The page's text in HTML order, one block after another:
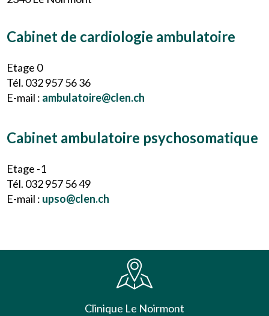
Cabinet de cardiologie ambulatoire
Etage 0
Tél. 032 957 56 36
E-mail : ambulatoire@clen.ch
Cabinet ambulatoire psychosomatique
Etage -1
Tél. 032 957 56 49
E-mail : upso@clen.ch
Clinique Le Noirmont